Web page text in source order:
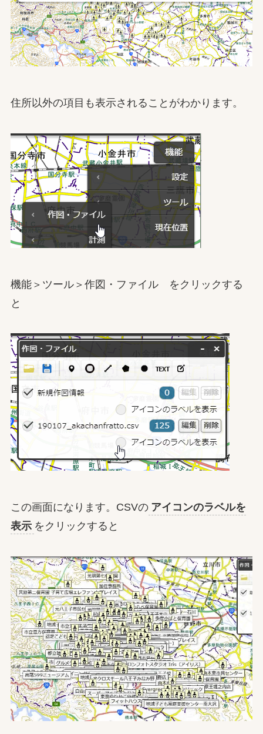
住所以外の項目も表示されることがわかります。
機能＞ツール＞作図・ファイル をクリックする
と
この画面になります。CSVの アイコンのラベルを
表示 をクリックすると